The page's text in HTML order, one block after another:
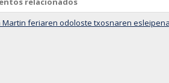
Martin feriaren odoloste txosnaren esleipena